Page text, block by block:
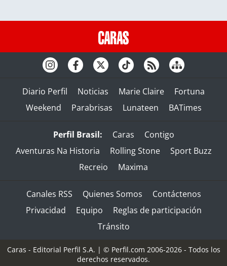
Diario Perfil Noticias Marie Claire
Fortuna
Weekend
Parabrisas Lunateen BATimes
Perfil Brasil: Caras
Contigo
Aventuras Na Historia
Rolling Stone
Sport Buzz
Recreio
Maxima
Canales RSS Quienes Somos
Contáctenos
Privacidad
Equipo
Reglas de participación
Tránsito
Caras - Editorial Perfil S.A. | © Perfil.com 2006-2026 - Todos los
derechos reservados.